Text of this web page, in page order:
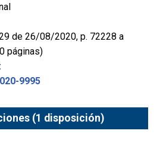
de 26/08/2020, p. 72228 a
páginas)
9995
(1 disposición)